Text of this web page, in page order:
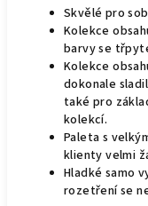
Skvělé pro
Kolekce
barvy se
Kolekce
dokonale
také pro
kolekcí.
Paleta s
klienty velmi
Hladké samo
rozetření se